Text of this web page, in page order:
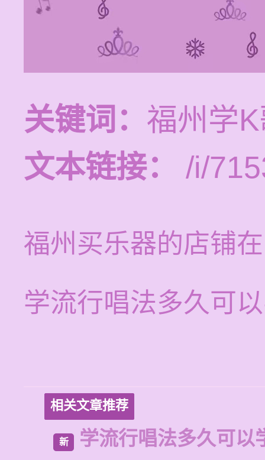
关键词： 福州学
文本链接：
/i/
福州买乐器的店铺
学流行唱法多久可
相关文章推荐
新 学流行唱法多久可以